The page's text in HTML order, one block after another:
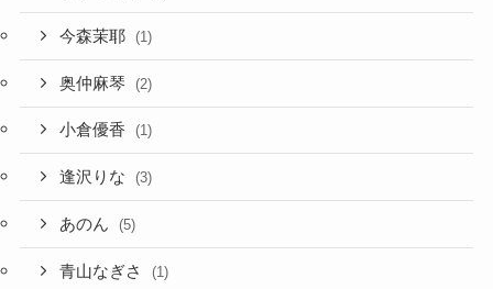
今森茉耶 (1)
奥仲麻琴 (2)
小倉優香 (1)
逢沢りな (3)
あのん (5)
青山なぎさ (1)